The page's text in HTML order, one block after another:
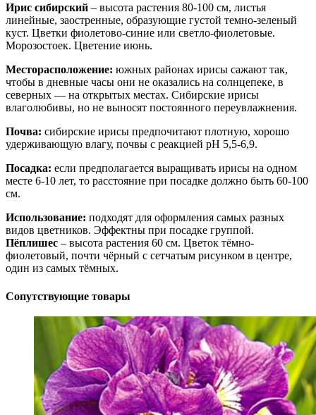
Ирис сибирский – высота растения 80-100 см, листья
линейные, заостренные, образующие густой темно-зеленый
куст. Цветки фиолетово-синие или светло-фиолетовые.
Морозостоек. Цветение июнь.
Месторасположение: южных районах ирисы сажают так,
чтобы в дневные часы они не оказались на солнцепеке, в
северных — на открытых местах. Сибирские ирисы
влаголюбивы, но не выносят постоянного переувлажнения.
Почва: сибирские ирисы предпочитают плотную, хорошо
удерживающую влагу, почвы с реакцией рН 5,5-6,9.
Посадка: если предполагается выращивать ирисы на одном
месте 6-10 лет, то расстояние при посадке должно быть 60-100
см.
Использование: подходят для оформления самых разных
видов цветников. Эффектны при посадке группой.
Пёплишес – высота растения 60 см. Цветок тёмно-
фиолетовый, почти чёрный с сетчатым рисунком в центре,
один из самых тёмных.
Сопутствующие товары